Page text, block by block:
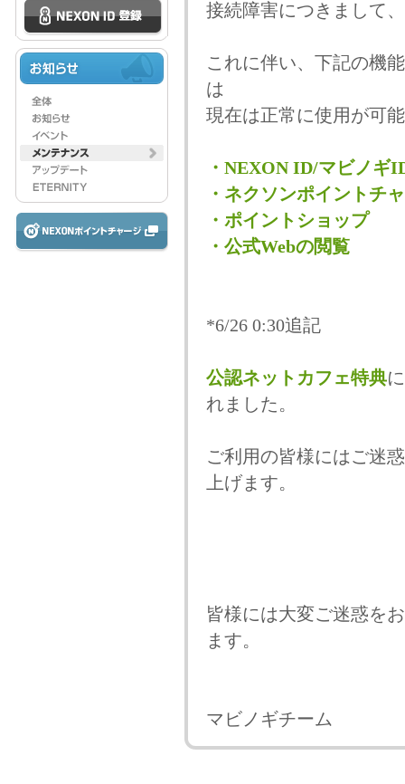
接続障害につきまして、
これに伴い、下記の機
は
現在は正常に使用が可
・NEXON ID/マビノギ
・ネクソンポイントチ
・ポイントショップ
・公式Webの閲覧
*6/26 0:30追記
公認ネットカフェ特典
れました。
ご利用の皆様にはご迷
上げます。
皆様には大変ご迷惑を
ます。
マビノギチーム